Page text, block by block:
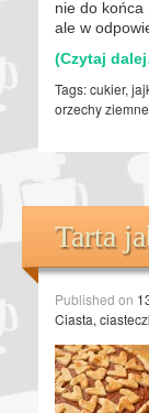
nie do końca
ale w
(Czytaj
Tags:cukier,
orzechy ziemne
Tarta
Published on
Ciasta,